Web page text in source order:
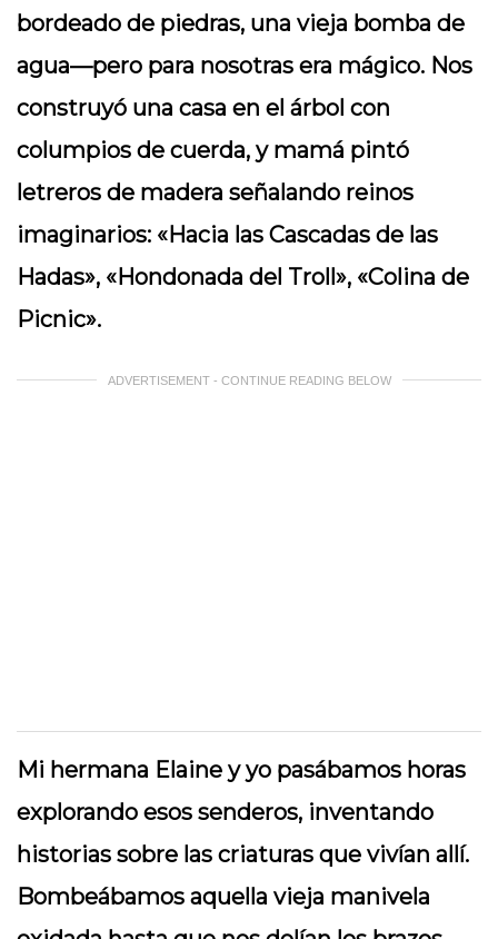
bordeado de piedras, una vieja bomba de
agua—pero para nosotras era mágico. Nos
construyó una casa en el árbol con
columpios de cuerda, y mamá pintó
letreros de madera señalando reinos
imaginarios: «Hacia las Cascadas de las
Hadas», «Hondonada del Troll», «Colina de
Picnic».
ADVERTISEMENT - CONTINUE READING BELOW
Mi hermana Elaine y yo pasábamos horas
explorando esos senderos, inventando
historias sobre las criaturas que vivían allí.
Bombeábamos aquella vieja manivela